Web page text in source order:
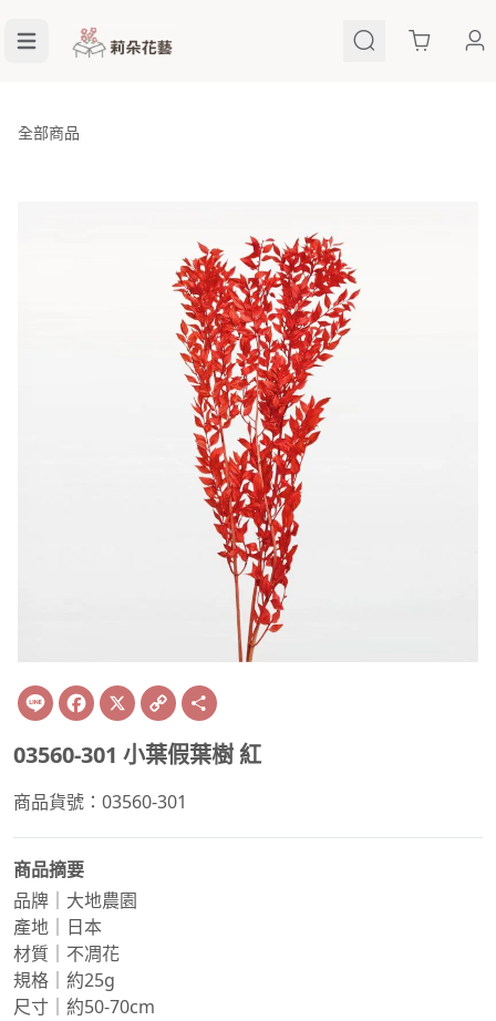
Cart
全部商品
Line Facebook
X Copy
Link
03560-301 小葉假葉樹 紅
商品貨號：03560-301
商品摘要
品牌｜大地農園
產地｜日本
材質｜不凋花
規格｜約25g
尺寸｜約50-70cm